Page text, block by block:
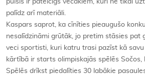
puisis ir pateicīgs vecākiem, kuri ne tikai
palīdz arī materiāli.
Kaspars saprot, ka cīnīties pieaugušo
nesalīdzināmi grūtāk, jo pretim stāsies pat
veci sportisti, kuri katru trasi pazīst kā
kārtībā ir starts olimpiskajās spēlēs Sočos,
Spēlēs drīkst piedalīties 30 labākie